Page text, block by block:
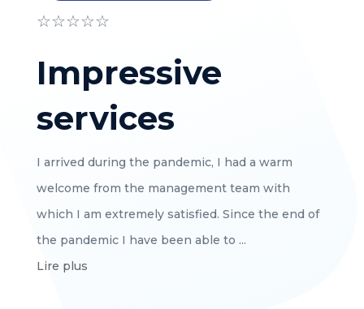
☆☆☆☆☆
Impressive
services
I arrived during the pandemic, I had a warm
welcome from the management team with
which I am extremely satisfied. Since the end of
the pandemic I have been able to ...
Lire plus